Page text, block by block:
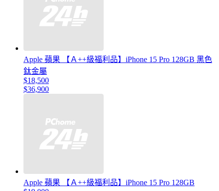
Apple 蘋果 【Ａ++級福利品】iPhone 15 Pro 128GB 黑色
鈦金屬
$18,500
$36,900
Apple 蘋果 【Ａ++級福利品】iPhone 15 Pro 128GB